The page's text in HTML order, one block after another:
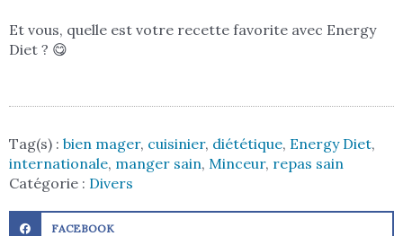
Et vous, quelle est votre recette favorite avec Energy
Diet ? 😋
Tag(s) : bien mager, cuisinier, diététique, Energy Diet,
internationale, manger sain, Minceur, repas sain
Catégorie : Divers
FACEBOOK